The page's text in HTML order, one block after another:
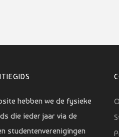
hebben we de fysieke
die ieder jaar via de
studentenverenigingen